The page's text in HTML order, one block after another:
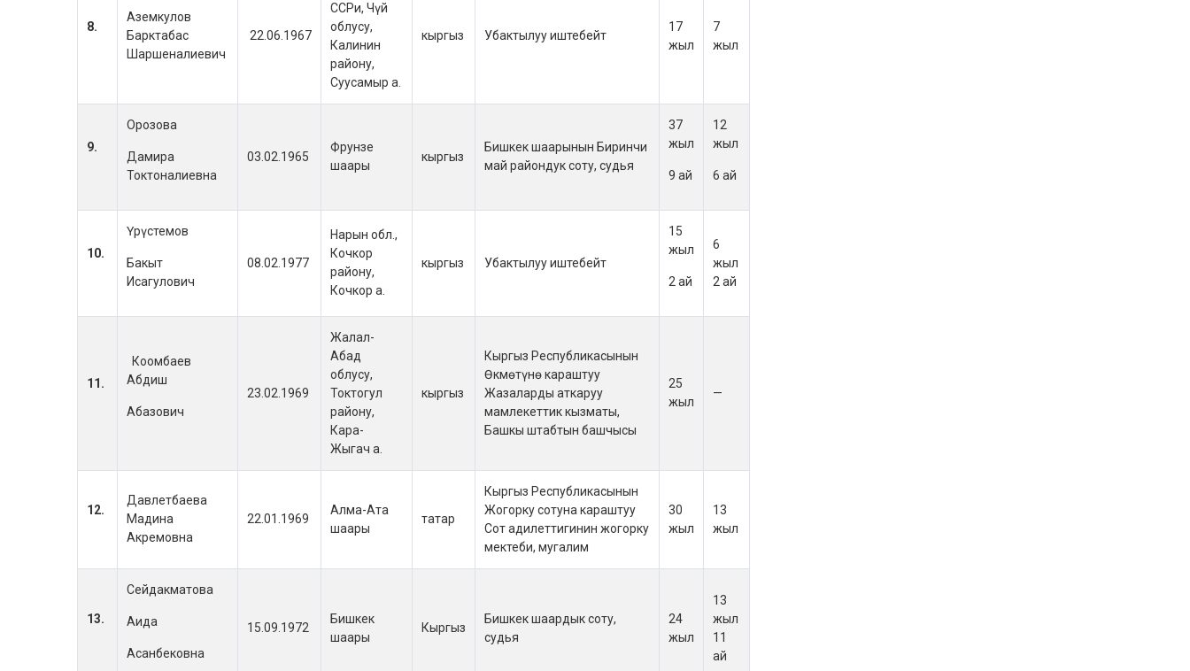
8.
Аземкулов
Барктабас
Шаршеналиевич
22.06.1967
ССРи, Чүй
облусу,
Калинин
району,
Суусамыр а.
кыргыз Убактылуу иштебейт
17
жыл
7
жыл
9.
Орозова
Дамира
Токтоналиевна
03.02.1965
Фрунзе
шаары
кыргыз
Бишкек шаарынын Биринчи
май райондук соту, судья
37
жыл
9 ай
12
жыл
6 ай
10.
Үрүстемов
Бакыт
Исагулович
08.02.1977
Нарын обл.,
Кочкор
району,
Кочкор а.
кыргыз Убактылуу иштебейт
15
жыл
2 ай
6
жыл
2 ай
11.
Коомбаев
Абдиш
Абазович
23.02.1969
Жалал-
Абад
облусу,
Токтогул
району,
Кара-
Жыгач а.
кыргыз
Кыргыз Республикасынын
Өкмөтүнө караштуу
Жазаларды аткаруу
мамлекеттик кызматы,
Башкы штабтын башчысы
25
жыл
—
12.
Давлетбаева
Мадина
Акремовна
22.01.1969
Алма-Ата
шаары
татар
Кыргыз Республикасынын
Жогорку сотуна караштуу
Сот адилеттигинин жогорку
мектеби, мугалим
30
жыл
13
жыл
13.
Сейдакматова
Аида
Асанбековна
15.09.1972
Бишкек
шаары
Кыргыз
Бишкек шаардык соту,
судья
24
жыл
13
жыл
11
ай